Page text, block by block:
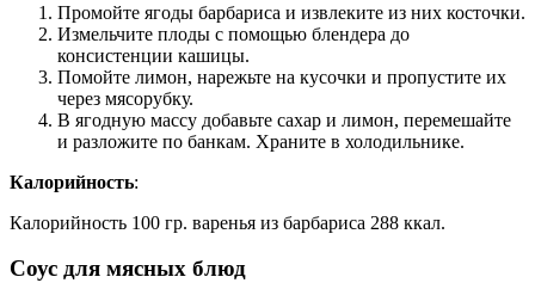
Промойте ягоды барбариса и извлеките из них косточки.
Измельчите плоды с помощью блендера до
консистенции кашицы.
Помойте лимон, нарежьте на кусочки и пропустите их
через мясорубку.
В ягодную массу добавьте сахар и лимон, перемешайте
и разложите по банкам. Храните в холодильнике.
Калорийность:
Калорийность 100 гр. варенья из барбариса 288 ккал.
Соус для мясных блюд